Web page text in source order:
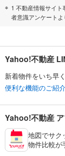
1 不動産情報サイ
者意識アンケートよ
Yahoo!不動産
新着物件をいち早
便利な機能のご紹
Yahoo!不動産 ア
地図でサク
物件比較が